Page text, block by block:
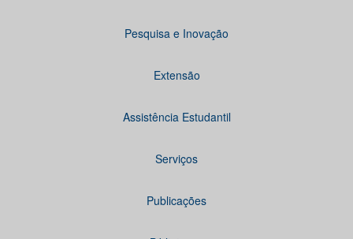
Pesquisa e Inovação
Extensão
Assistência Estudantil
Serviços
Publicações